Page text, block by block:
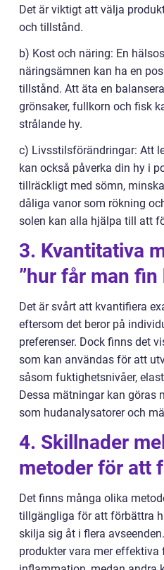
Det är viktigt att välja
och tillstånd.
b) Kost och näring: En
näringsämnen kan ha en
tillstånd. Att äta en
grönsaker, fullkorn och fisk
strålande hy.
c) Livsstilsförändringar: Att
kan också påverka din hy i
tillräckligt med sömn,
dåliga vanor som rökning
solen kan alla hjälpa till att
3. Kvantitativa
”hur får man fin
Det är svårt att kvantifiera
eftersom det beror på
preferenser. Dock finns det
som kan användas för att
såsom fuktighetsnivåer,
Dessa mätningar kan göras
som hudanalysatorer och
4. Skillnader
metoder för att
Det finns många olika
tillgängliga för att förbättra
skilja sig åt i flera
produkter vara mer